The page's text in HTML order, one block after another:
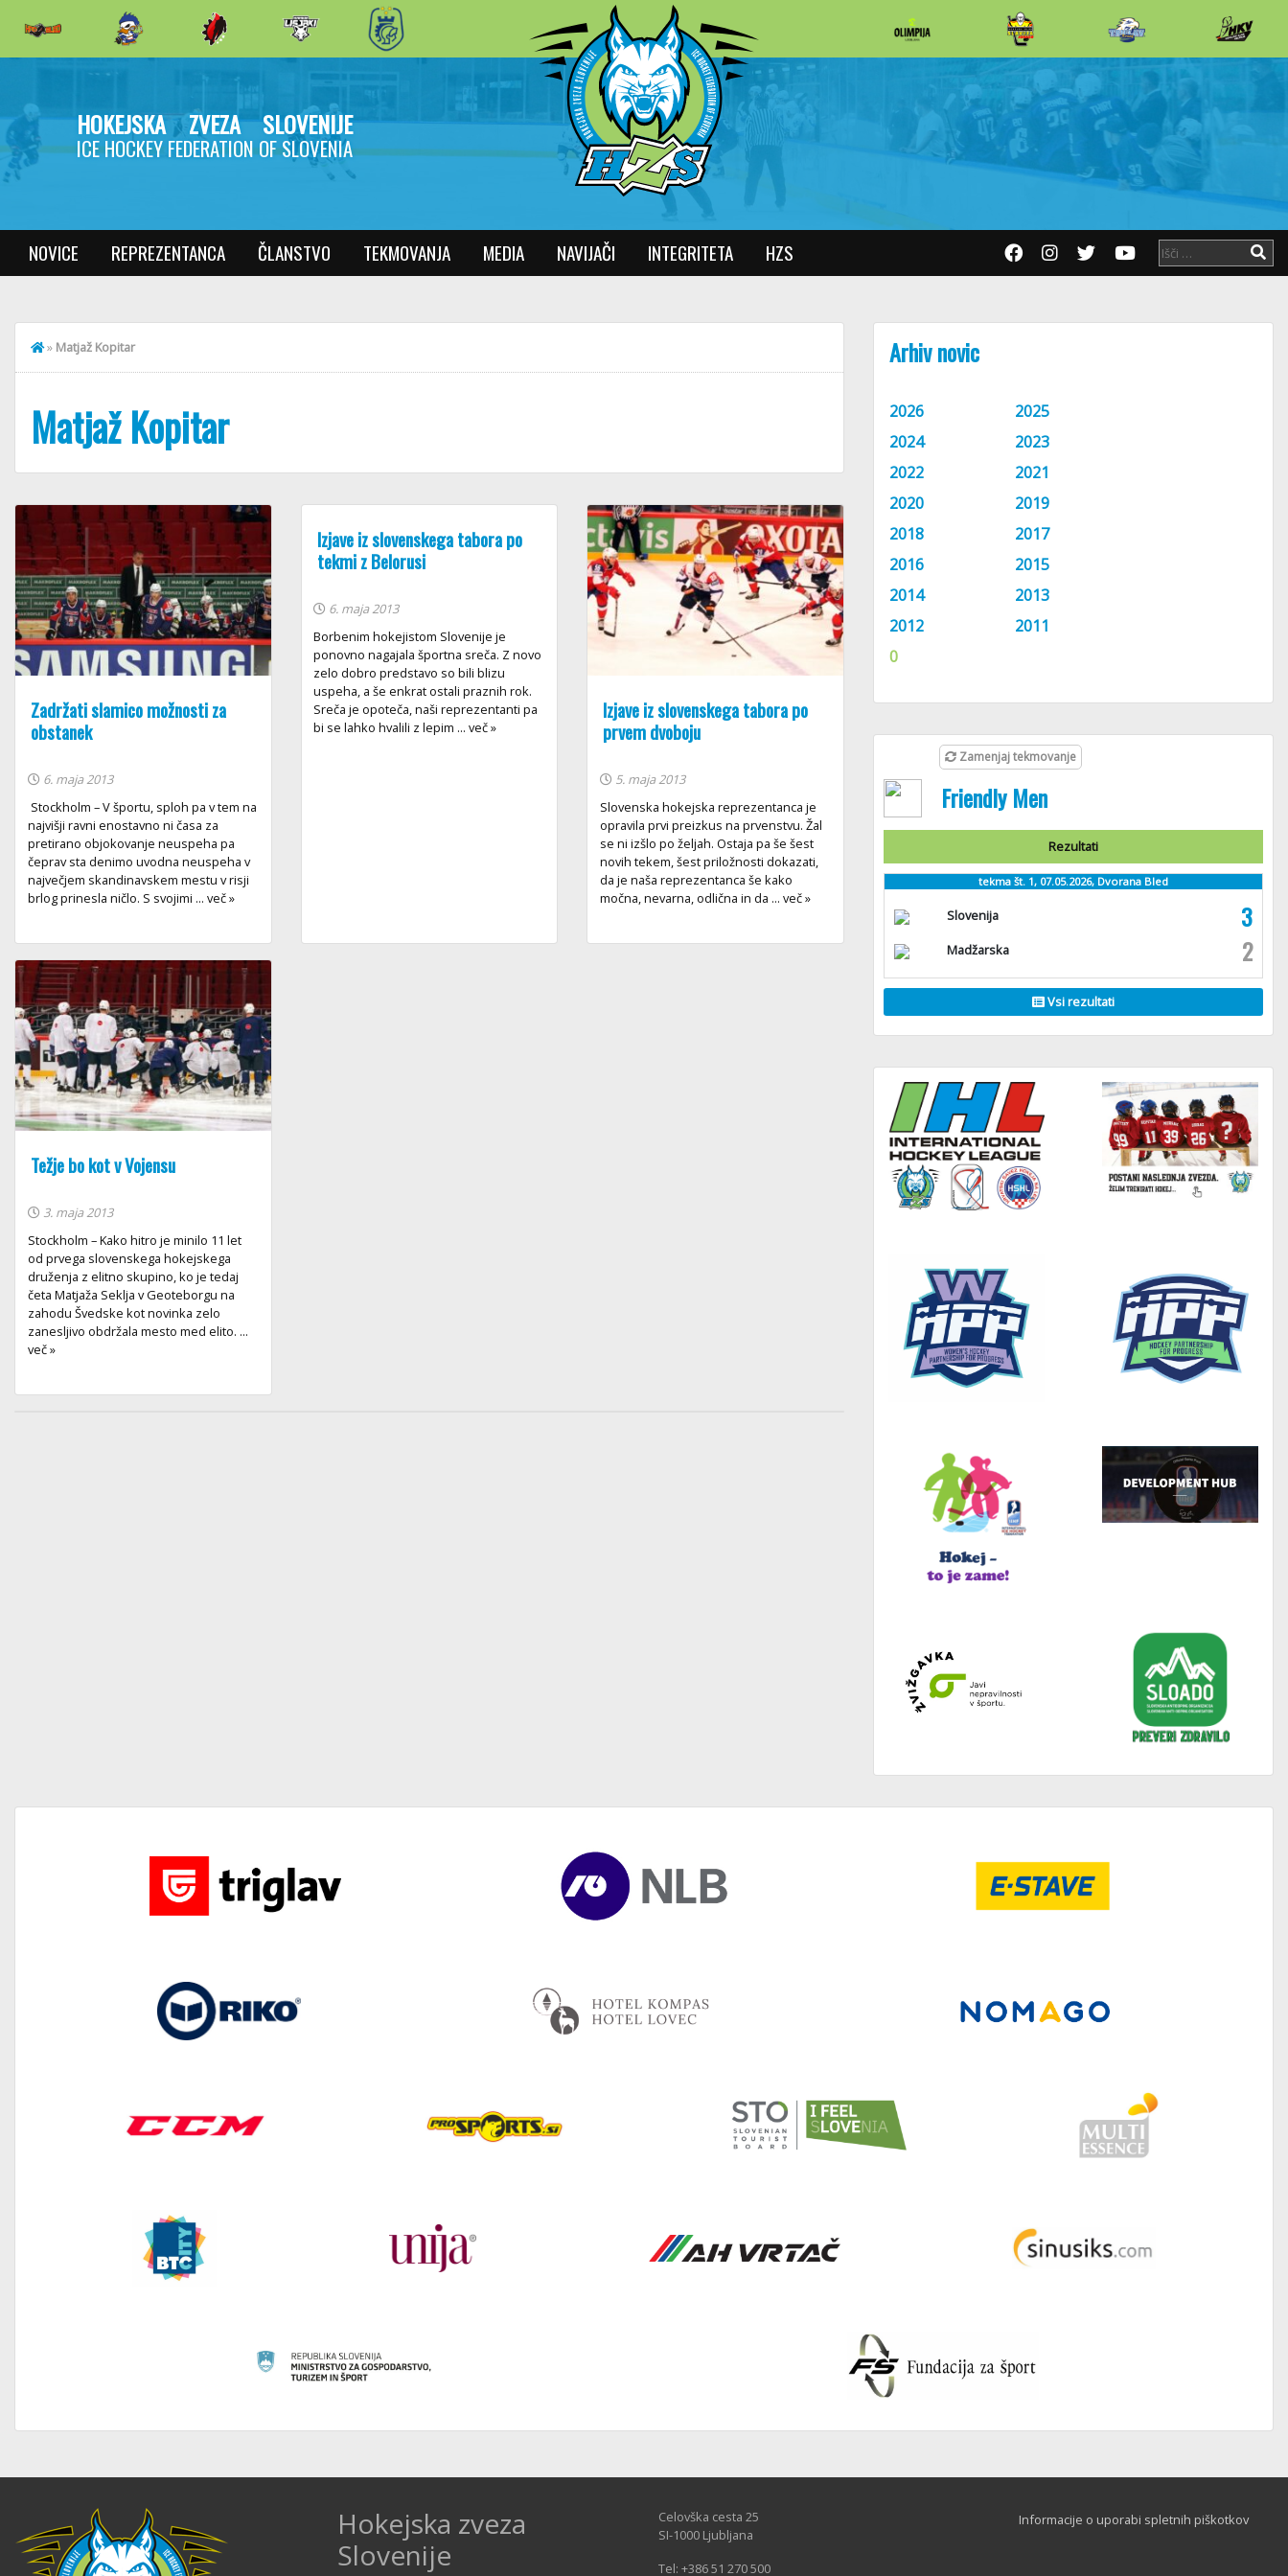
HOKEJSKA ZVEZA SLOVENIJE
ICE HOCKEY FEDERATION OF SLOVENIA
NOVICE REPREZENTANCA ČLANSTVO TEKMOVANJA MEDIA NAVIJAČI INTEGRITETA HZS
» Matjaž Kopitar
Matjaž Kopitar
Zadržati slamico možnosti za
obstanek
6. maja 2013
Stockholm – V športu, sploh pa v tem na
najvišji ravni enostavno ni časa za
pretirano objokovanje neuspeha pa
čeprav sta denimo uvodna neuspeha v
največjem skandinavskem mestu v risji
brlog prinesla ničlo. S svojimi ... več »
Izjave iz slovenskega tabora po
tekmi z Belorusi
6. maja 2013
Borbenim hokejistom Slovenije je
ponovno nagajala športna sreča. Z novo
zelo dobro predstavo so bili blizu
uspeha, a še enkrat ostali praznih rok.
Sreča je opoteča, naši reprezentanti pa
bi se lahko hvalili z lepim ... več »
Izjave iz slovenskega tabora po
prvem dvoboju
5. maja 2013
Slovenska hokejska reprezentanca je
opravila prvi preizkus na prvenstvu. Žal
se ni izšlo po željah. Ostaja pa še šest
novih tekem, šest priložnosti dokazati,
da je naša reprezentanca še kako
močna, nevarna, odlična in da ... več »
Težje bo kot v Vojensu
3. maja 2013
Stockholm – Kako hitro je minilo 11 let
od prvega slovenskega hokejskega
druženja z elitno skupino, ko je tedaj
četa Matjaža Seklja v Geoteborgu na
zahodu Švedske kot novinka zelo
zanesljivo obdržala mesto med elito. ...
več »
Arhiv novic
2026
2025
2024
2023
2022
2021
2020
2019
2018
2017
2016
2015
2014
2013
2012
2011
0
Zamenjaj tekmovanje
Friendly Men
Rezultati
tekma št. 1, 07.05.2026, Dvorana Bled
Slovenija 3
Madžarska 2
Vsi rezultati
Hokejska zveza
Slovenije
Celovška cesta 25
SI-1000 Ljubljana
Tel: +386 51 270 500
Informacije o uporabi spletnih piškotkov